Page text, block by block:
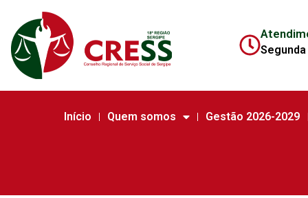
Início Quem somos Gestão 2026-2029